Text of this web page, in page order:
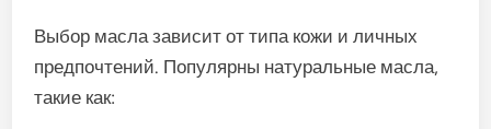
Выбор масла зависит от типа кожи и личных
предпочтений. Популярны натуральные масла,
такие как: